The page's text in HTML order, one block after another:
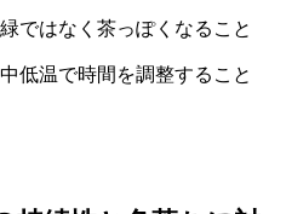
ではなく茶っぽくなること
低温で時間を調整すること